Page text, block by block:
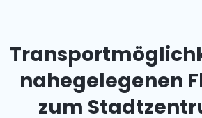
nahegelegenen
zum